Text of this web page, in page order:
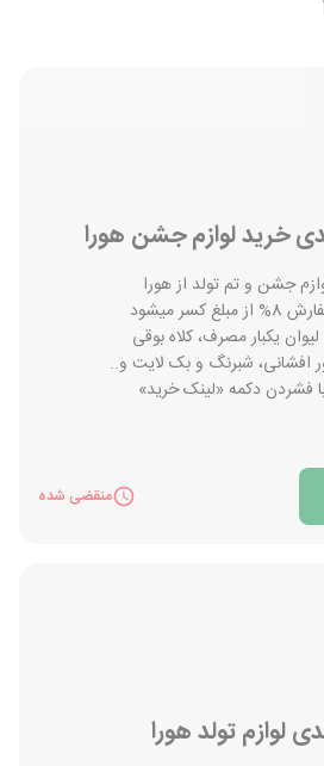
جشن و تم تولد از هورا
میشود
یکبار مصرف، کلاه بوقی
افشانی، شبرنگ و بک لایت و..
فشردن دکمه «لینک خرید»
منقضی شده